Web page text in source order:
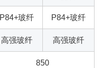
P84+玻纤 P84+玻纤
高强玻纤 高强玻纤
850